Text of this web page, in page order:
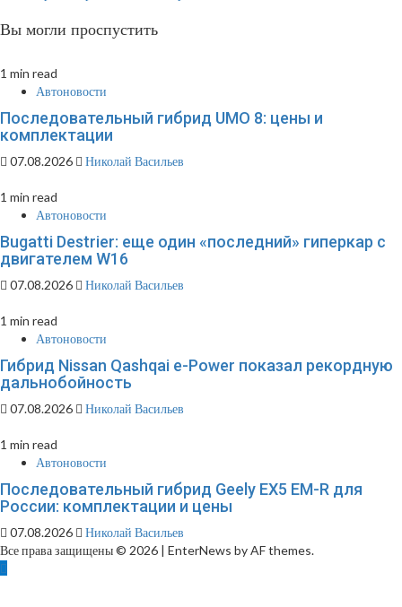
Вы могли проспустить
1 min read
Автоновости
Последовательный гибрид UMO 8: цены и
комплектации
07.08.2026 Николай Васильев
1 min read
Автоновости
Bugatti Destrier: еще один «последний» гиперкар с
двигателем W16
07.08.2026 Николай Васильев
1 min read
Автоновости
Гибрид Nissan Qashqai e-Power показал рекордную
дальнобойность
07.08.2026 Николай Васильев
1 min read
Автоновости
Последовательный гибрид Geely EX5 EM-R для
России: комплектации и цены
07.08.2026
Николай Васильев
Все права защищены © 2026 | EnterNews by AF themes.